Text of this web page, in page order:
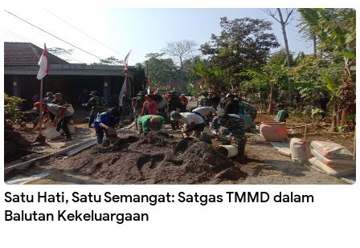
Satu Hati, Satu Semangat: Satgas TMMD dalam
Balutan Kekeluargaan